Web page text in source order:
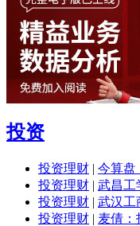
投资
投资理财 | 今算盘
投资理财 | 武昌工
投资理财 | 武汉工
投资理财 | 麦倩：